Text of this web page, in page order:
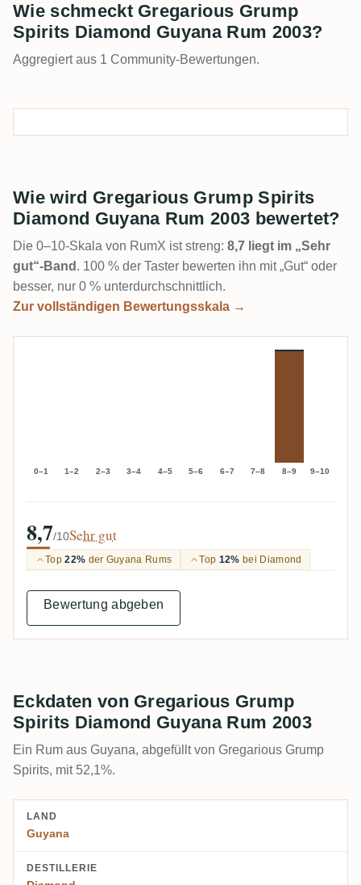
Wie schmeckt Gregarious Grump
Spirits Diamond Guyana Rum 2003?
Aggregiert aus 1 Community-Bewertungen.
Wie wird Gregarious Grump Spirits
Diamond Guyana Rum 2003 bewertet?
Die 0–10-Skala von RumX ist streng: 8,7 liegt im „Sehr
gut“-Band . 100 % der Taster bewerten ihn mit „Gut“ oder
besser, nur 0 % unterdurchschnittlich.
Zur vollständigen Bewertungsskala →
0–1 1–2 2–3 3–4 4–5 5–6 6–7 7–8 8–9 9–10
8,7/10Sehr gut
Top22% der Guyana Rums Top 12% bei Diamond
Bewertung abgeben
Eckdaten von Gregarious Grump
Spirits Diamond Guyana Rum 2003
Ein Rum aus Guyana, abgefüllt von Gregarious Grump
Spirits, mit 52,1%.
LAND
Guyana
DESTILLERIE